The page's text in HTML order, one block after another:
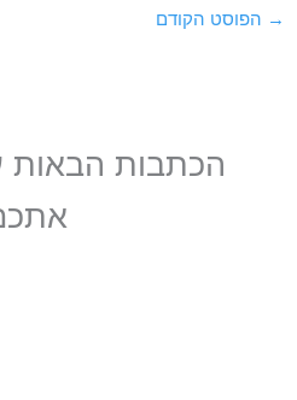
→ הפוסט הקודם
הכתבות הבאות